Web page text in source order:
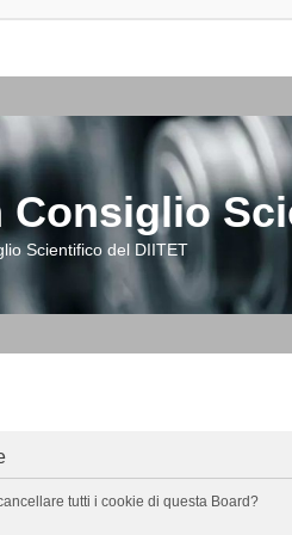
Consiglio
Scientifico del DIITET
tutti i cookie di questa Board?